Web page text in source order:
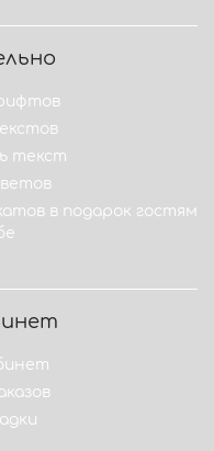
текст
в подарок гостям